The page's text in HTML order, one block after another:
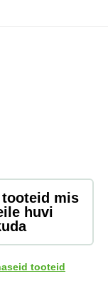
mis
huvi
tooteid